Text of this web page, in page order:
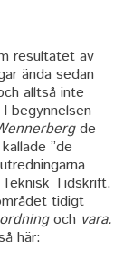
resultatet av
ända sedan
alltså inte
begynnelsen
de
”de
Tidskrift.
tidigt
och vara.
här: